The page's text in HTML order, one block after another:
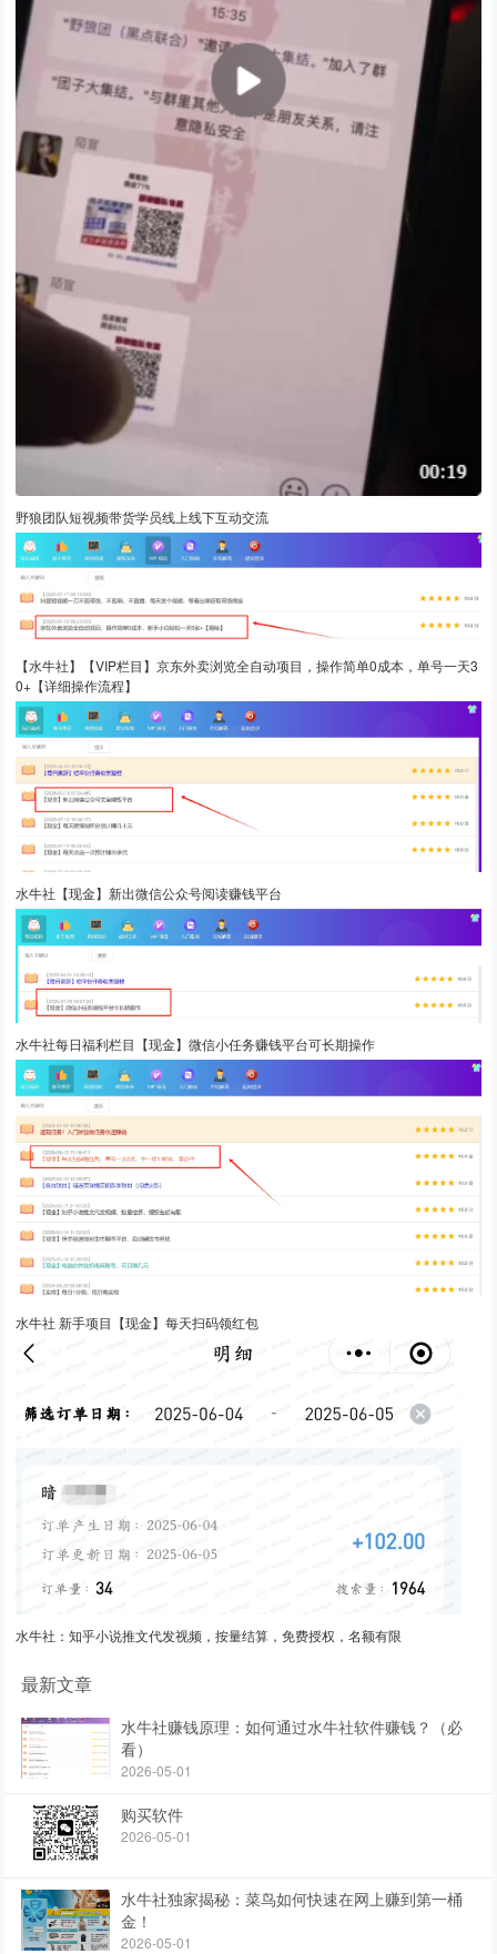
野狼团队短视频带货学员线上线下互动交流
【水牛社】【VIP栏目】京东外卖浏览全自动项目，操作简单0成本，单号一天3
0+【详细操作流程】
水牛社【现金】新出微信公众号阅读赚钱平台
水牛社每日福利栏目【现金】微信小任务赚钱平台可长期操作
水牛社 新手项目【现金】每天扫码领红包
水牛社：知乎小说推文代发视频，按量结算，免费授权，名额有限
最新文章
水牛社赚钱原理：如何通过水牛社软件赚钱？（必
看）
2026-05-01
购买软件
2026-05-01
水牛社独家揭秘：菜鸟如何快速在网上赚到第一桶
金！
2026-05-01